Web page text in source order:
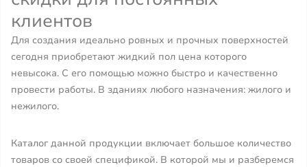
клиентов
Для создания идеально ровных и прочных поверхностей
сегодня приобретают жидкий пол цена которого
невысока. С его помощью можно быстро и качественно
провести работы. В зданиях любого назначения: жилого и
нежилого.
Каталог данной продукции включает большое количество
товаров со своей спецификой. В которой мы и разберемся